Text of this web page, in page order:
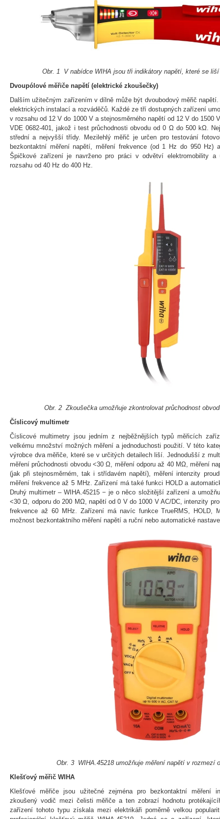
Obr. 1 V nabídce WIHA jsou tři indikátory napětí, které se
Dvoupólové měřiče napětí (elektrické zkoušečky)
Dalším užitečným zařízením v dílně může být dvoubodový měřič
elektrických instalací a rozváděčů. Každé ze tří dostupných zařízení
v rozsahu od 12 V do 1000 V a stejnosměrného napětí od 12 V do 1500
VDE 0682-401, jakož i test průchodnosti obvodu od 0 Ω do 500 kΩ.
střední a nejvyšší třídy. Mezilehlý měřič je určen pro testování
bezkontaktní měření napětí, měření frekvence (od 1 Hz do 950
Špičkové zařízení je navrženo pro práci v odvětví elektromobility a
rozsahu od 40 Hz do 400 Hz.
Obr. 2 Zkoušečka umožňuje zkontrolovat průchodnost
Číslicový multimetr
Číslicové multimetry jsou jedním z nejběžnějších typů měřicích
velkému množství možných měření a jednoduchosti použití. V této
výrobce dva měřiče, které se v určitých detailech liší. Jednodušší z
měření průchodnosti obvodu <30 Ω, měření odporu až 40 MΩ, měření
(jak při stejnosměrném, tak i střídavém napětí), měření intenzity
měření frekvence až 5 MHz. Zařízení má také funkci HOLD a
Druhý multimetr – WIHA.45215 − je o něco složitější zařízení a
<30 Ω, odporu do 200 MΩ, napětí od 0 V do 1000 V AC/DC, intenzity
frekvence až 60 MHz. Zařízení má navíc funkce TrueRMS, HOLD,
možnost bezkontaktního měření napětí a ruční nebo automatické
Obr. 3 WIHA.45218 umožňuje měření napětí v rozmezí
Klešťový měřič WIHA
Klešťové měřiče jsou užitečné zejména pro bezkontaktní měření
zkoušený vodič mezi čelisti měřiče a ten zobrazí hodnotu
zařízení tohoto typu získala mezi elektrikáři poměrně velkou